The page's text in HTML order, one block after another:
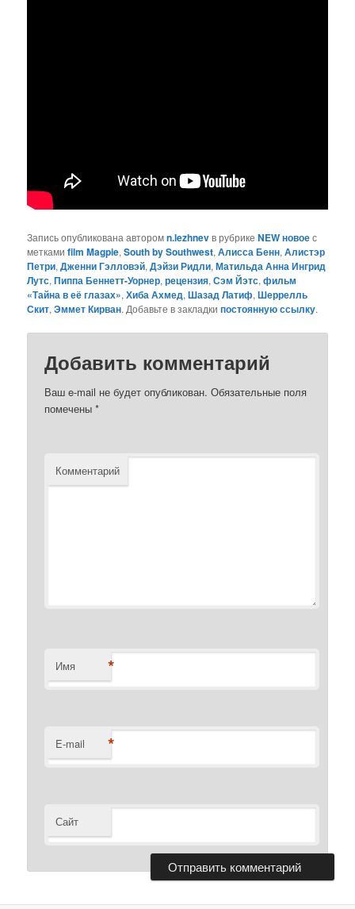
Запись опубликована авторомn.lezhnevв рубрикеNEW новоес
меткамиfilm Magpie,South by Southwest,Алисса Бенн,Алистэр
Петри,Дженни Гэлловэй,Дэйзи Ридли,Матильда Анна Ингрид
Лутс,Пиппа Беннетт-Уорнер,рецензия,Сэм Йэтс,фильм
«Тайна в её глазах»,Хиба Ахмед,Шазад Латиф,Шеррелль
Скит,Эммет Кирван. Добавьте в закладкипостоянную ссылку.
Добавить комментарий
Ваш e-mail не будет опубликован. Обязательные поля
помечены*
Комментарий
Имя *
E-mail *
Сайт